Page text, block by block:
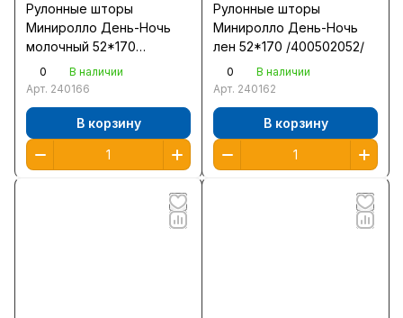
Рулонные шторы
Миниролло День-Ночь
молочный 52*170
/400503052/
0
В наличии
Арт. 240166
В корзину
Рулонные шторы
Миниролло День-Ночь
лен 52*170 /400502052/
0
В наличии
Арт. 240162
В корзину